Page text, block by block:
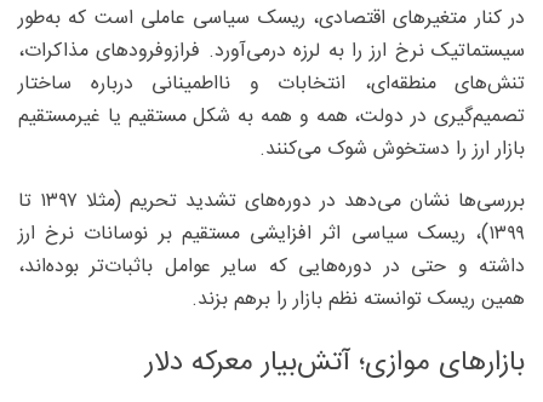
در کنار متغیرهای اقتصادی، ریسک سیاسی عاملی است که به‌‌طور
سیستماتیک نرخ ارز را به لرزه درمی‌آورد. فرازوفرودهای مذاکرات،
تنش‌های منطقه‌ای، انتخابات و نااطمینانی درباره ساختار
تصمیم‌گیری در دولت، همه و همه به شکل مستقیم یا غیرمستقیم
بازار ارز را دستخوش شوک می‌کنند.
بررسی‌ها نشان می‌دهد در دوره‌های تشدید تحریم (مثلا ۱۳۹۷ تا
۱۳۹۹)، ریسک سیاسی اثر افزایشی مستقیم بر نوسانات نرخ ارز
داشته و حتی در دوره‌هایی که سایر عوامل باثبات‌تر بوده‌اند،
همین ریسک توانسته نظم بازار را برهم بزند.
بازارهای موازی؛ آتش‌بیار معرکه دلار